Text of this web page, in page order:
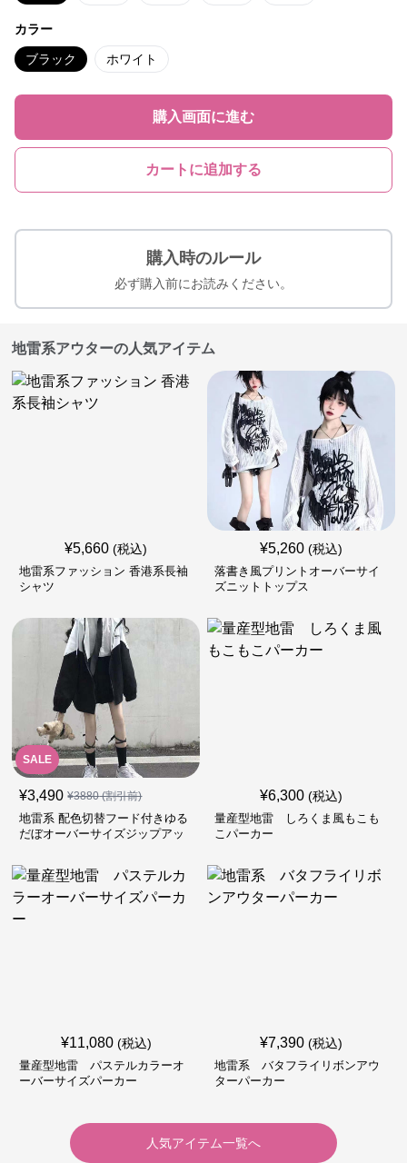
カラー
ブラック ホワイト
購入画面に進む
カートに追加する
購入時のルール
必ず購入前にお読みください。
地雷系アウターの人気アイテム
¥5,660 (税込)
地雷系ファッション 香港系長袖
シャツ
¥5,260 (税込)
落書き風プリントオーバーサイ
ズニットトップス
SALE
¥3,490 ¥3880(割引前)
地雷系 配色切替フード付きゆる
だぼオーバーサイズジップアッ
¥6,300 (税込)
量産型地雷 しろくま風もこも
こパーカー
¥11,080 (税込)
量産型地雷 パステルカラーオ
ーバーサイズパーカー
¥7,390 (税込)
地雷系 バタフライリボンアウ
ターパーカー
人気アイテム一覧へ